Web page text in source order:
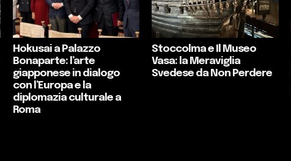
Hokusai a Palazzo
Bonaparte: l’arte
giapponese in dialogo
con l’Europa e la
diplomazia culturale a
Roma
Stoccolma e Il Museo
Vasa: la Meraviglia
Svedese da Non Perdere